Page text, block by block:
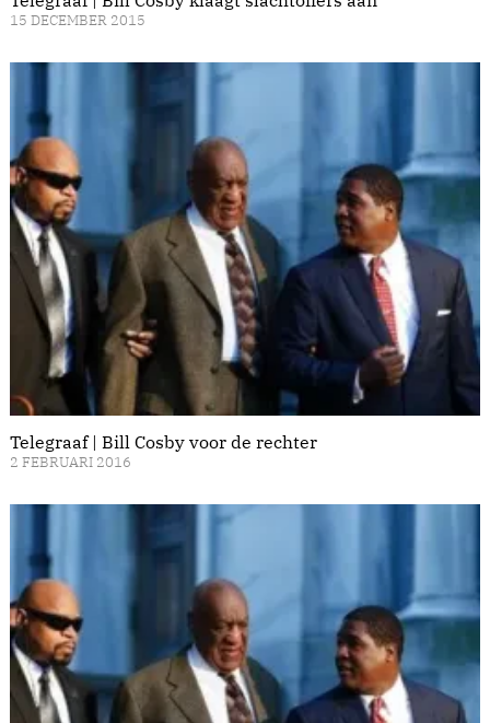
15 DECEMBER 2015
Telegraaf | Bill Cosby voor de rechter
2 FEBRUARI 2016